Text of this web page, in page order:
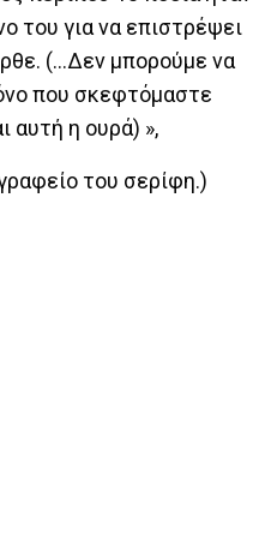
του για να επιστρέψει
(…Δεν μπορούμε να
που σκεφτόμαστε
αυτή η ουρά) »,
του σερίφη.)